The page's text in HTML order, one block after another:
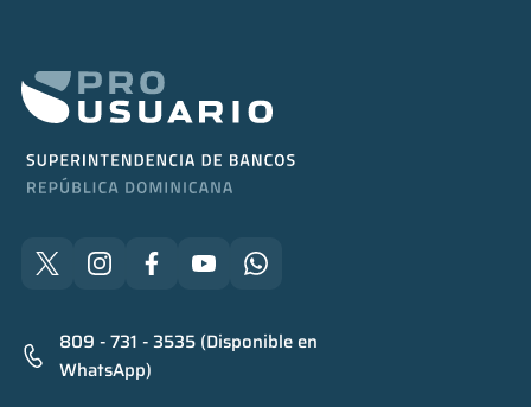
809 - 731 - 3535 (Disponible en
WhatsApp)